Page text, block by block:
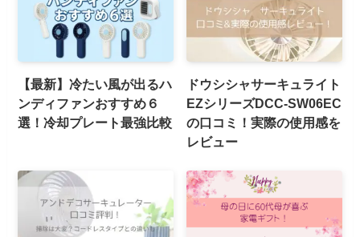
【最新】冷たい風が出るハ
ンディファンおすすめ６
選！冷却プレート最強比較
ドウシシャサーキュライト
EZシリーズDCC-SW06EC
の口コミ！実際の使用感を
レビュー